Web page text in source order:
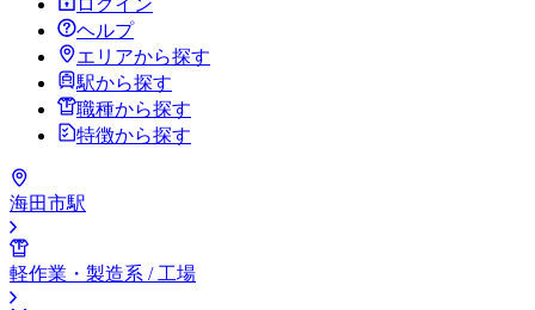
ヘルプ
エリアから探す
駅から探す
職種から探す
特徴から探す
海田市駅
軽作業・製造系 / 工場